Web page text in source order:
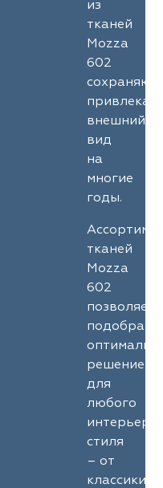
из
тканей
Mozza
602
сохраняют
внешний
вид
на
многие
годы.
тканей
Mozza
602
позволяет
подобрать
решение
для
любого
стиля
– от
классики